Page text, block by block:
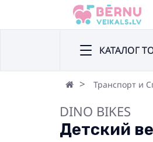
КАТАЛОГ
Транспорт и
DINO BIKES
Детский